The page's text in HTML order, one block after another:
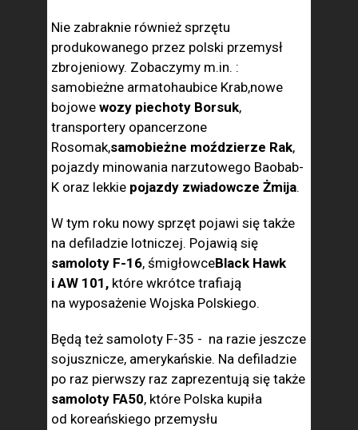
Nie zabraknie również sprzętu
produkowanego przez polski przemysł
zbrojeniowy. Zobaczymy m.in. :
samobieżne armatohaubice Krab,nowe
bojowe wozy piechoty Borsuk,
transportery opancerzone
Rosomak,samobieżne moździerze Rak,
pojazdy minowania narzutowego Baobab-
K oraz lekkie pojazdy zwiadowcze Żmija.
W tym roku nowy sprzęt pojawi się także
na defiladzie lotniczej. Pojawią się
samoloty F-16, śmigłowceBlack Hawk
i AW 101, które wkrótce trafiają
na wyposażenie Wojska Polskiego.
Będą też samoloty F-35 - na razie jeszcze
sojusznicze, amerykańskie. Na defiladzie
po raz pierwszy raz zaprezentują się także
samoloty FA50, które Polska kupiła
od koreańskiego przemysłu